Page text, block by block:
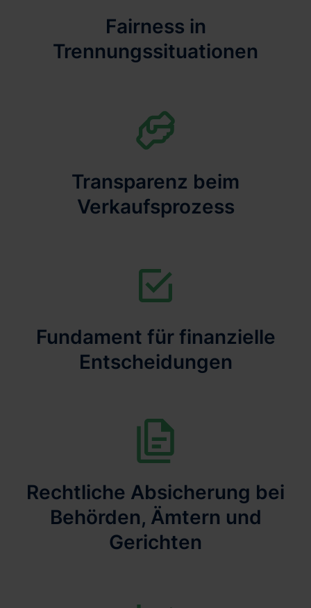
Fairness in
Trennungssituationen
Transparenz beim
Verkaufsprozess
Fundament für finanzielle
Entscheidungen
Rechtliche Absicherung bei
Behörden, Ämtern und
Gerichten